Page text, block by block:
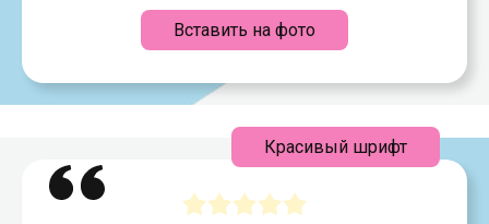
Вставить на фото
Красивый шрифт